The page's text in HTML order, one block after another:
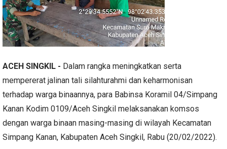
ACEH SINGKIL - Dalam rangka meningkatkan serta
mempererat jalinan tali silahturahmi dan keharmonisan
terhadap warga binaannya, para Babinsa Koramil 04/Simpang
Kanan Kodim 0109/Aceh Singkil melaksanakan komsos
dengan warga binaan masing-masing di wilayah Kecamatan
Simpang Kanan, Kabupaten Aceh Singkil, Rabu (20/02/2022).